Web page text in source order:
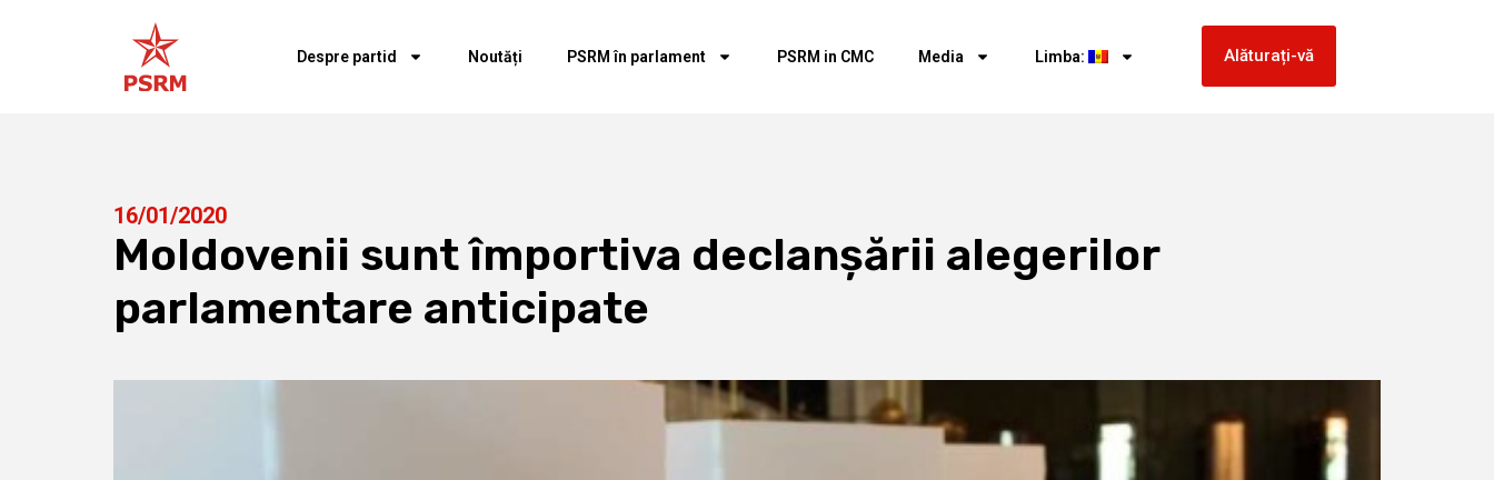
Despre partid Noutăți PSRM în parlament PSRM in CMC Media Limba: Alăturați-vă
16/01/2020
Moldovenii sunt împortiva declanșării alegerilor
parlamentare anticipate